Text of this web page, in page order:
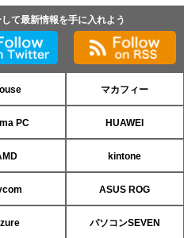
て最新情報を手に入れよう
マカフィー
PC HUAWEI
kintone
ASUS ROG
パソコンSEVEN